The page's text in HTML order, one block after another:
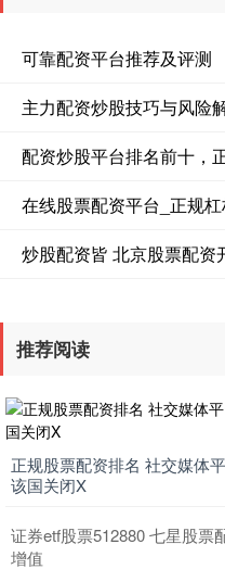
可靠配资平台推荐及评测
主力配资炒股技巧与风险
配资炒股平台排名前十，
在线股票配资平台_正规
炒股配资皆 北京股票配资
推荐阅读
正规股票配资排名 社交媒体
该国关闭X
证券etf股票512880 七星股票
增值